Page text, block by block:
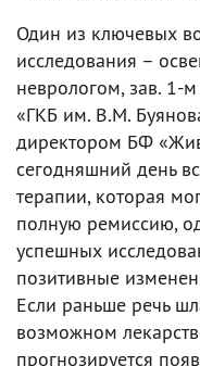
Один из ключевых
исследования –
неврологом, зав. 1-
«ГКБ им. В.М.
директором БФ
сегодняшний день
терапии, которая
полную ремиссию,
успешных
позитивные
Если раньше речь
возможном
прогнозируется